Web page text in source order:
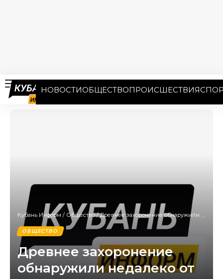
НОВОСТИОБЩЕСТВОПРОИСШЕСТВИЯ
Кубань Информ / Общество/Древнее захоронение обнаружили недалеко от Краснодара
ОБЩЕСТВО
Древнее захоронение
обнаружили недалеко от